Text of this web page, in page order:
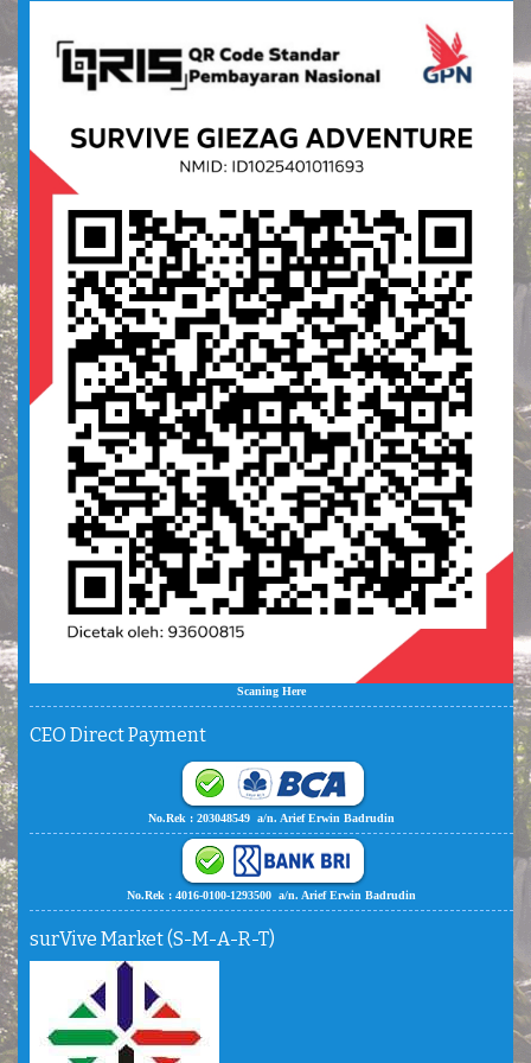
Scaning Here
CEO Direct Payment
No.Rek : 203048549 a/n. Arief Erwin Badrudin
No.Rek : 4016-0100-1293500 a/n. Arief Erwin Badrudin
surVive Market (S-M-A-R-T)